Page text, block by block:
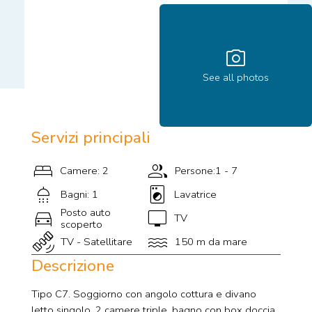
photo_camera
See all photos
Servizi principali
bed Camere: 2 group Persone:1 - 7
shower Bagni: 1 local_laundry_service Lavatrice
directions_car
Posto auto
scoperto
tv TV
satellite_alt TV - Satellitare water 150 m da mare
Descrizione
Tipo C7. Soggiorno con angolo cottura e divano